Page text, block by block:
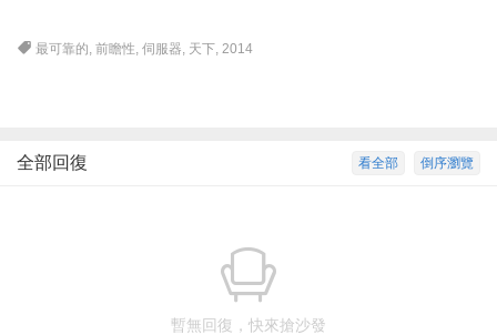
最可靠的,前瞻性,伺服器, 天下,2014
倒序瀏覽
看全部
全部回復
暫無回復，快來搶沙發